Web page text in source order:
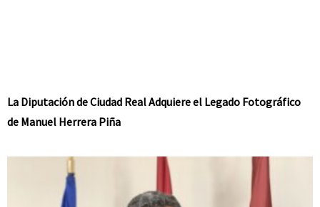
La Diputación de Ciudad Real Adquiere el Legado Fotográfico
de Manuel Herrera Piña